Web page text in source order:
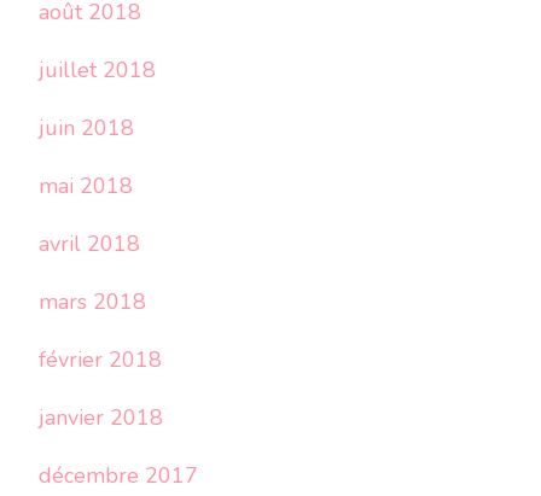
août 2018
juillet 2018
juin 2018
mai 2018
avril 2018
mars 2018
février 2018
janvier 2018
décembre 2017